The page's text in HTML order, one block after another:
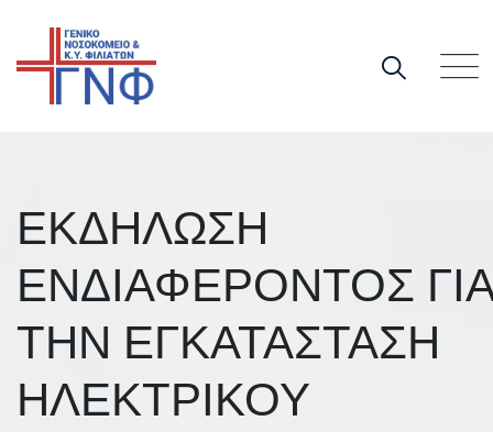
content
ΕΚΔΗΛΩΣΗ
ΕΝΔΙΑΦΕΡΟΝΤΟΣ
ΤΗΝ ΕΓΚΑΤΑΣΤΑΣΗ
ΗΛΕΚΤΡΙΚΟΥ